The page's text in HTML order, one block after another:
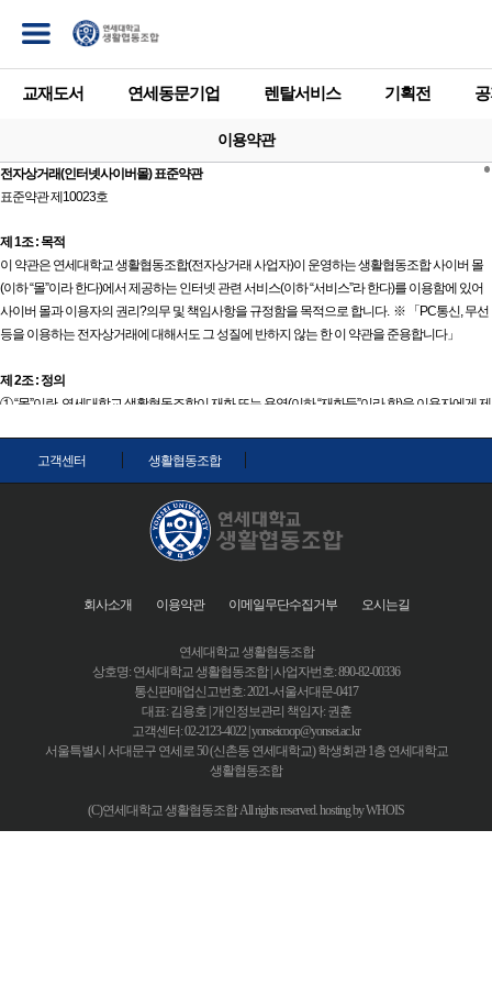
교재도서 연세동문기업 렌탈서비스 기획전
이용약관
전자상거래(인터넷사이버몰) 표준약관
표준약관 제10023호
제 1조 : 목적
이 약관은 연세대학교 생활협동조합(전자상거래 사업자)이 운영하는 생활협동조합 사이버 몰
(이하 “몰”이라 한다)에서 제공하는 인터넷 관련 서비스(이하 “서비스”라 한다)를 이용함에 있어
사이버 몰과 이용자의 권리?의무 및 책임사항을 규정함을 목적으로 합니다. ※ 「PC통신, 무선
등을 이용하는 전자상거래에 대해서도 그 성질에 반하지 않는 한 이 약관을 준용합니다」
제 2조 : 정의
① “몰”이란 연세대학교 생활협동조합이 재화 또는 용역(이하 “재화등”이라 함)을 이용자에게 제
영업장을 말하며, 아울러 사이버몰을 운영하는 사업자의 의미로도 사용합니다.
② “이용자”란 “몰”에 접속하여 이 약관에 따라 “몰”이 제공하는 서비스를 받는 회원 및 비회원을
③ ‘회원’이라 함은 “몰”에 개인정보를 제공하여 회원등록을 한 자로서, “몰”의 정보를 지속적으로
제공받으며, “몰”이 제공하는 서비스를 계속적으로 이용할 수 있는 자를 말합니다.
④ ‘비회원’이라 함은 회원에 가입하지 않고 “몰”이 제공하는 서비스를 이용하는 자를 말합니다.
제 3조 : 약관등의 명시와 설명 및 개정
있는 곳의 주소를 포함), 전화번호?모사전송번호?전자우편주소, 사업자등록번호, 통신판매업
신고번호, 개인정보관리책임자등을 이용자가 쉽게 알 수 있도록 00 사이버몰의 초기 서비스화
면(전면)에 게시합니다. 다만, 약관의 내용은 이용자가 연결화면을 통하여 볼 수 있도록 할 수 있
② “몰은 이용자가 약관에 동의하기에 앞서 약관에 정하여져 있는 내용 중 청약철회?배송책임?
환불조건 등과 같은 중요한 내용을 이용자가 이해할 수 있도록 별도의 연결화면 또는 팝업화면
③ “몰”은 전자상거래등에서의소비자보호에관한법률, 약관의규제에관한법률, 전자거래기본
고객센터 생활협동조합
회사소개 이용약관 이메일무단수집거부 오시는길
연세대학교 생활협동조합
상호명: 연세대학교 생활협동조합 | 사업자번호: 890-82-00336
통신판매업신고번호: 2021-서울서대문-0417
대표: 김용호 | 개인정보관리 책임자: 권훈
고객센터: 02-2123-4022 | yonseicoop@yonsei.ac.kr
서울특별시 서대문구 연세로 50 (신촌동 연세대학교) 학생회관 1층 연세대학교
생활협동조합
(C)연세대학교 생활협동조합 All rights reserved. hosting by WHOIS